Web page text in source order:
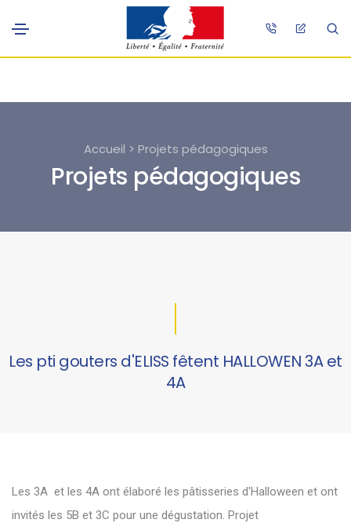
Accueil > Projets pédagogiques
Projets pédagogiques
Les pti gouters d'ELISS fêtent HALLOWEN 3A et
4A
Les 3A et les 4A ont élaboré les pâtisseries d'Halloween et ont
invités les 5B et 3C pour une dégustation. Projet